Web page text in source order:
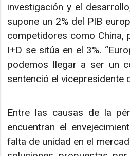
investigación y el
supone un 2% del PIB
competidores como China,
I+D se sitúa en el 3%.
podemos llegar a ser un
sentenció el vicepresidente
Entre las causas de la
encuentran el
falta de unidad en el